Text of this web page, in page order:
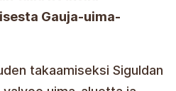
Gauja-uima-
takaamiseksi Siguldan